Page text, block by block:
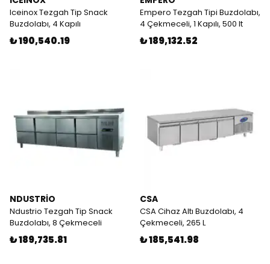
Iceinox Tezgah Tip Snack
Buzdolabı, 4 Kapılı
₺ 190,540.19
Empero Tezgah Tipi Buzdolabı,
4 Çekmeceli, 1 Kapılı, 500 lt
₺ 189,132.52
NDUSTRİO
Ndustrio Tezgah Tip Snack
Buzdolabı, 8 Çekmeceli
₺ 189,735.81
CSA
CSA Cihaz Altı Buzdolabı, 4
Çekmeceli, 265 L
₺ 185,541.98